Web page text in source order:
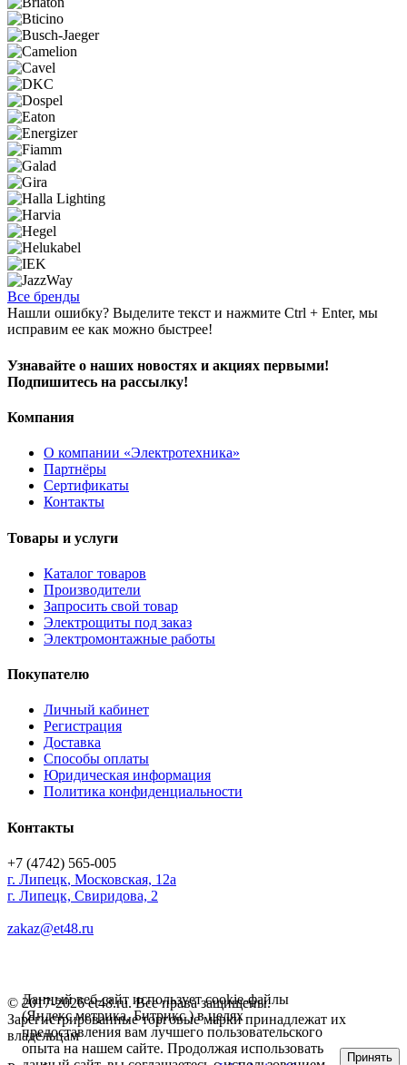
Все бренды
Нашли ошибку? Выделите текст и нажмите Ctrl + Enter, мы
исправим ее как можно быстрее!
Узнавайте о наших новостях и акциях первыми!
Подпишитесь на рассылку!
Компания
О компании «Электротехника»
Партнёры
Сертификаты
Контакты
Товары и услуги
Каталог товаров
Производители
Запросить свой товар
Электрощиты под заказ
Электромонтажные работы
Покупателю
Личный кабинет
Регистрация
Доставка
Способы оплаты
Юридическая информация
Политика конфиденциальности
Контакты
+7 (4742) 565-005
г. Липецк, Московская, 12а
г. Липецк, Свиридова, 2
zakaz@et48.ru
© 2017-2026 et48.ru. Все права защищены.
Зарегистрированные торговые марки принадлежат их
владельцам
Данный веб-сайт использует cookie-файлы
(Яндекс метрика, Битрикс ) в целях
предоставления вам лучшего пользовательского
опыта на нашем сайте. Продолжая использовать
Принять